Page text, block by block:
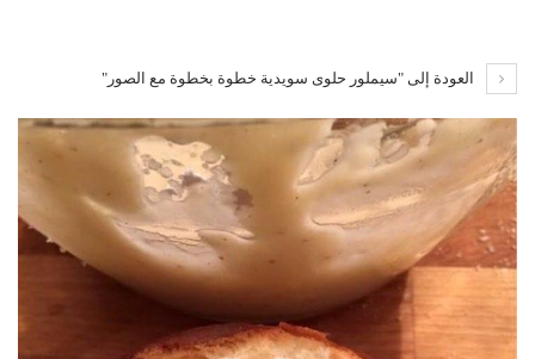
العودة إلى "سيملور حلوى سويدية خطوة بخطوة مع الصور"